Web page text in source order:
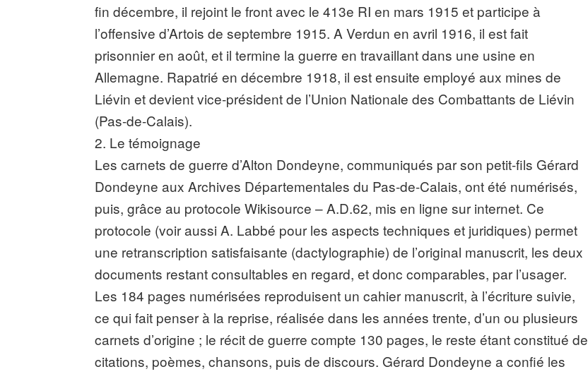
fin décembre, il rejoint le front avec le 413e RI en mars 1915 et participe à
l’offensive d’Artois de septembre 1915. A Verdun en avril 1916, il est fait
prisonnier en août, et il termine la guerre en travaillant dans une usine en
Allemagne. Rapatrié en décembre 1918, il est ensuite employé aux mines de
Liévin et devient vice-président de l’Union Nationale des Combattants de Liévin
(Pas-de-Calais).
2. Le témoignage
Les carnets de guerre d’Alton Dondeyne, communiqués par son petit-fils Gérard
Dondeyne aux Archives Départementales du Pas-de-Calais, ont été numérisés,
puis, grâce au protocole Wikisource – A.D.62, mis en ligne sur internet. Ce
protocole (voir aussi A. Labbé pour les aspects techniques et juridiques) permet
une retranscription satisfaisante (dactylographie) de l’original manuscrit, les deux
documents restant consultables en regard, et donc comparables, par l’usager.
Les 184 pages numérisées reproduisent un cahier manuscrit, à l’écriture suivie,
ce qui fait penser à la reprise, réalisée dans les années trente, d’un ou plusieurs
carnets d’origine ; le récit de guerre compte 130 pages, le reste étant constitué de
citations, poèmes, chansons, puis de discours. Gérard Dondeyne a confié les